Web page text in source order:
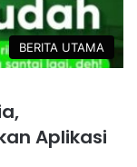
BERITA UTAMA
Aplikasi